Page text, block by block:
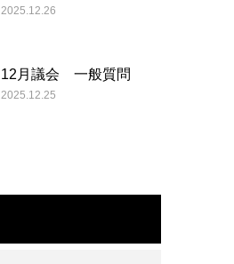
2025.12.26
12月議会 一般質問
2025.12.25